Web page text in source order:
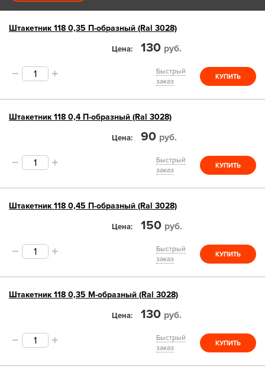
Штакетник 118 0,35 П-образный (Ral 3028)
Цена 130 руб.
Быстрый
заказ
КУПИТЬ
Штакетник 118 0,4 П-образный (Ral 3028)
Цена 90 руб.
Быстрый
заказ
КУПИТЬ
Штакетник 118 0,45 П-образный (Ral 3028)
Цена 150 руб.
Быстрый
заказ
КУПИТЬ
Штакетник 118 0,35 М-образный (Ral 3028)
Цена 130 руб.
Быстрый
заказ
КУПИТЬ